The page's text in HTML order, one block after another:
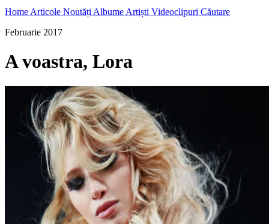
Home Articole Noutăți Albume Artiști Videoclipuri Căutare
Februarie 2017
A voastra, Lora
Pagina externă
Pagina externă
Lora
Videoclipuri